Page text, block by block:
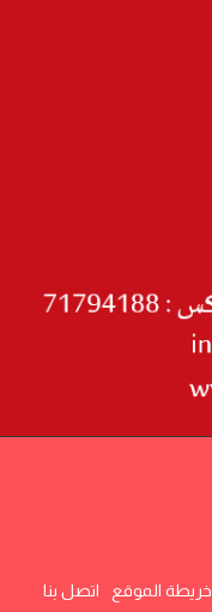
خريطة الموقع اتصل بنا